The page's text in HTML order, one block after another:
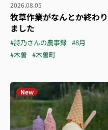
2026.08.05
牧草作業がなんとか終わり
ました
#詩乃さんの農事録 #8月
#木曽 #木曽町
New